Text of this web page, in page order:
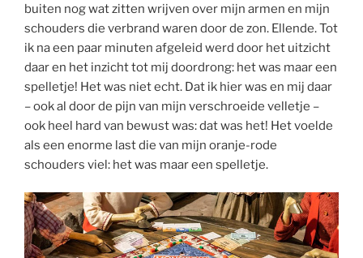
buiten nog wat zitten wrijven over mijn armen en mijn
schouders die verbrand waren door de zon. Ellende. Tot
ik na een paar minuten afgeleid werd door het uitzicht
daar en het inzicht tot mij doordrong: het was maar een
spelletje! Het was niet echt. Dat ik hier was en mij daar
– ook al door de pijn van mijn verschroeide velletje –
ook heel hard van bewust was: dat was het! Het voelde
als een enorme last die van mijn oranje-rode
schouders viel: het was maar een spelletje.